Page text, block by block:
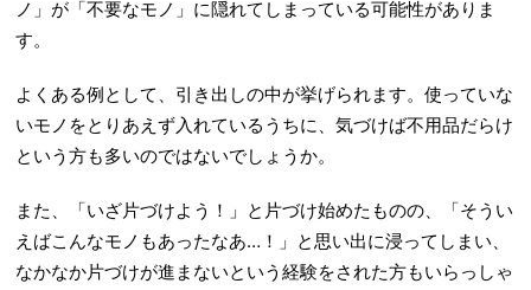
ノ」が「不要なモノ」に隠れてしまっている可能性がありま
す。
よくある例として、引き出しの中が挙げられます。使っていな
いモノをとりあえず入れているうちに、気づけば不用品だらけ
という方も多いのではないでしょうか。
また、「いざ片づけよう！」と片づけ始めたものの、「そうい
えばこんなモノもあったなあ…！」と思い出に浸ってしまい、
なかなか片づけが進まないという経験をされた方もいらっしゃ